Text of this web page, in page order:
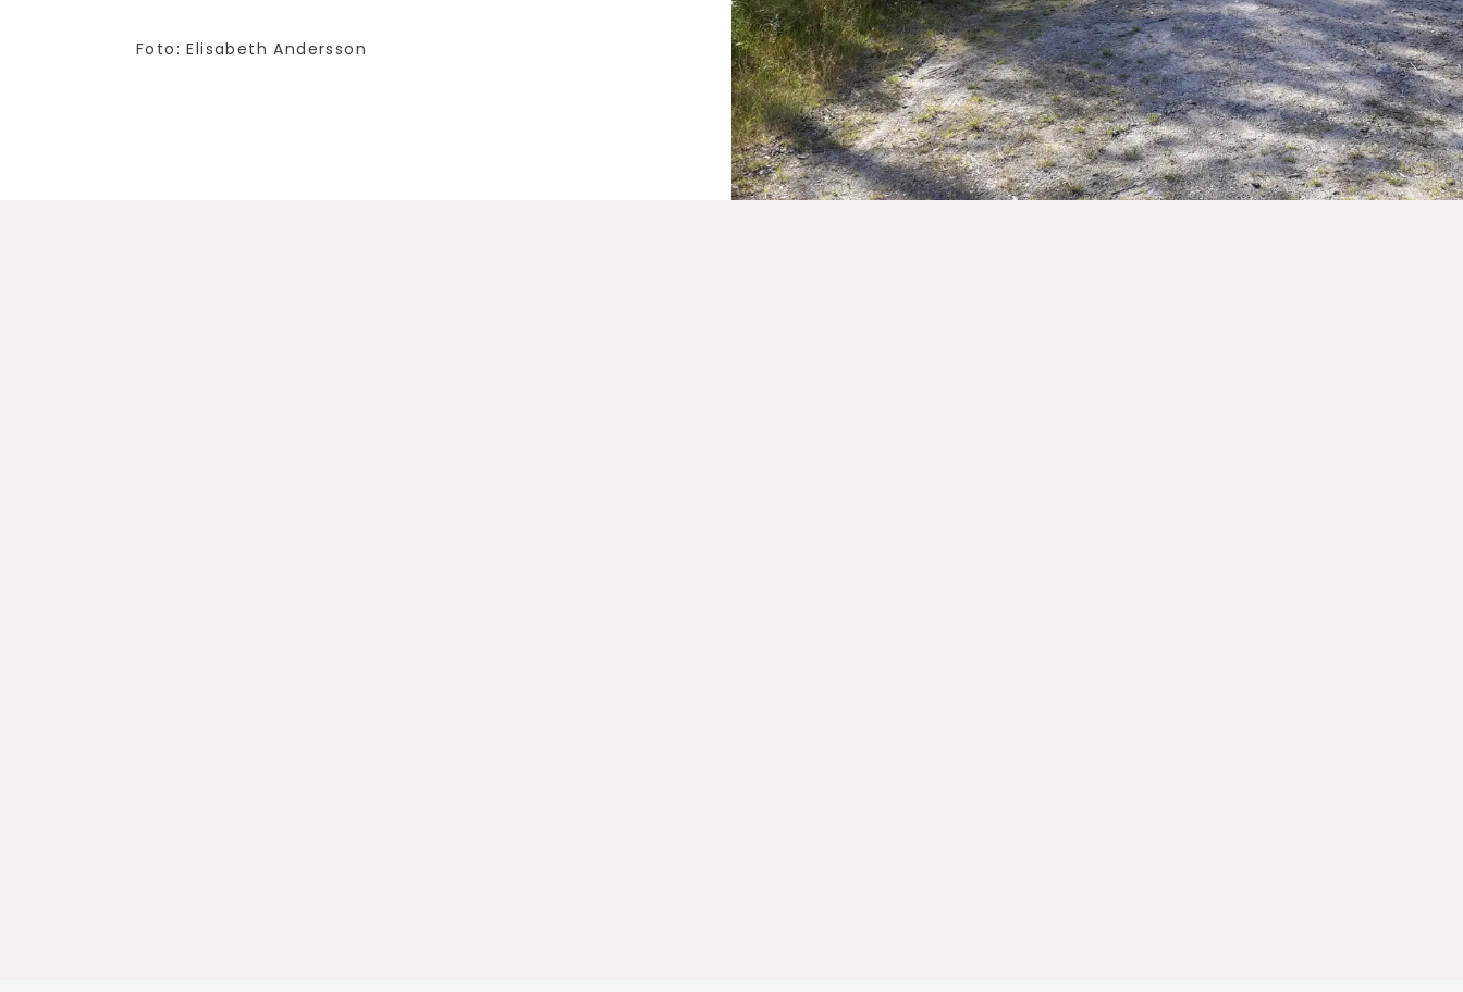
Foto: Elisabeth Andersson